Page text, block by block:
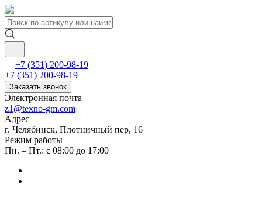
+7 (351) 200-98-19
+7 (351) 200-98-19
Заказать звонок
Электронная почта
z1@texno-gm.com
Адрес
г. Челябинск, Плотничный пер, 16
Режим работы
Пн. – Пт.: с 08:00 до 17:00